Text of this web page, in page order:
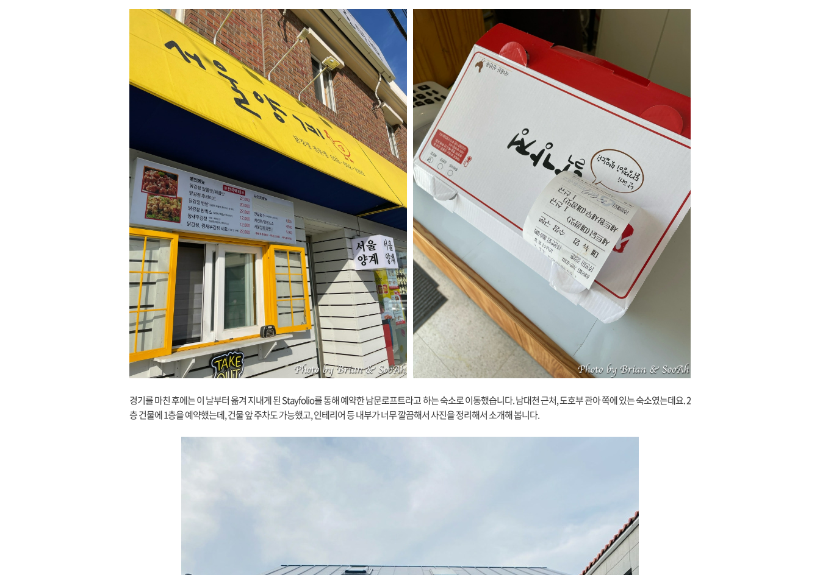
경기를 마친 후에는 이 날부터 옮겨 지내게 된 Stayfolio를 통해 예약한 남문로프트라고 하는 숙소로 이동했습니다. 남대천 근처, 도호부 관아 쪽에 있는 숙소였는데요. 2
층 건물에 1층을 예약했는데, 건물 앞 주차도 가능했고, 인테리어 등 내부가 너무 깔끔해서 사진을 정리해서 소개해 봅니다.